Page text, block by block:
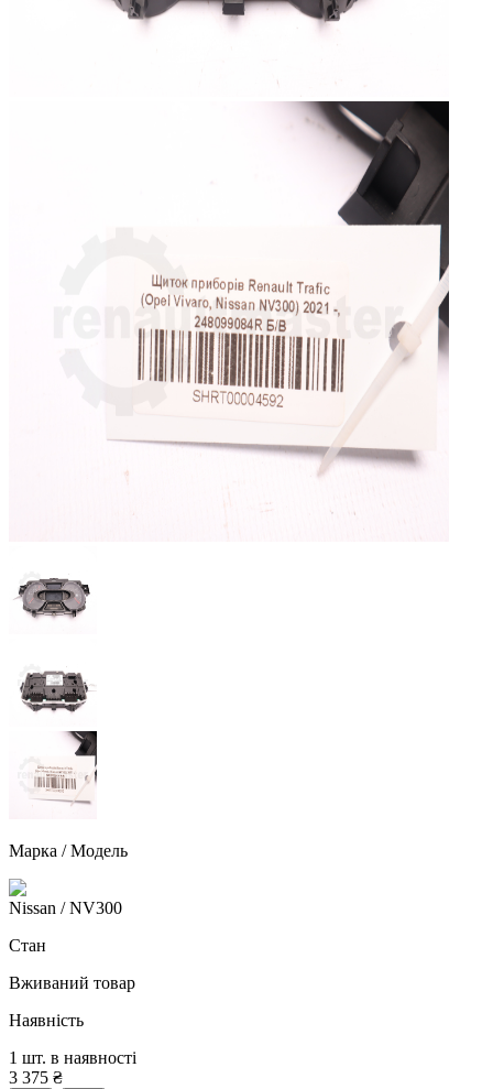
Марка / Модель
Nissan / NV300
Стан
Вживаний товар
Наявність
1 шт. в наявності
3 375 ₴